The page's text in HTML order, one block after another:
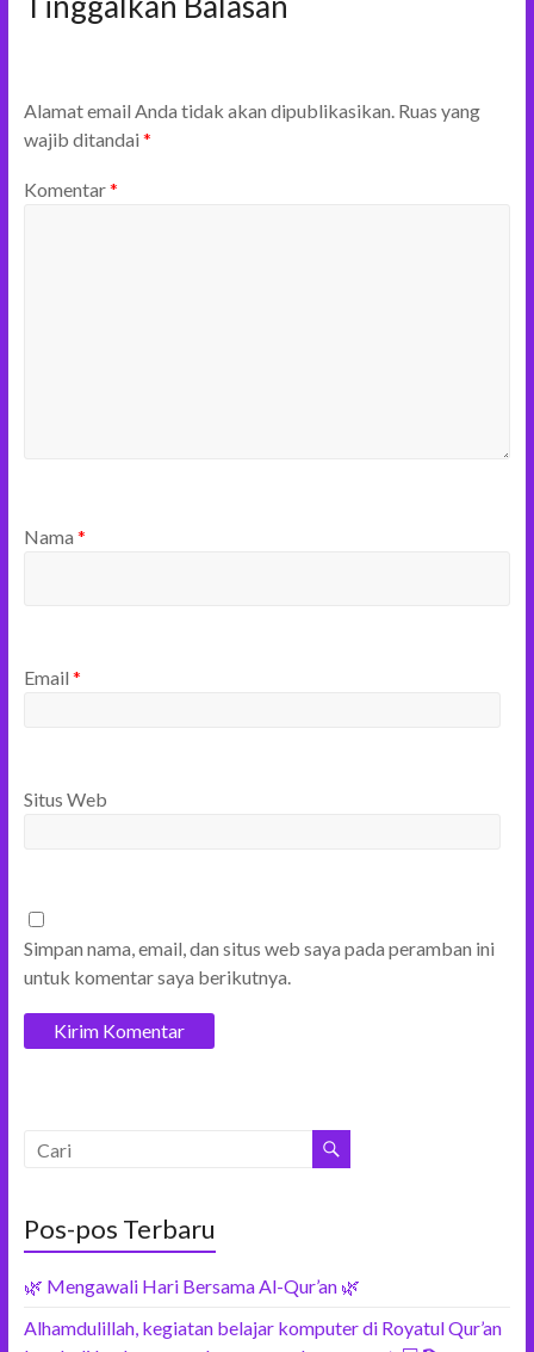
Alamat email Anda tidak akan dipublikasikan. Ruas yang
wajib ditandai *
Komentar*
Nama *
Email *
Situs Web
Simpan nama, email, dan situs web saya pada peramban ini
untuk komentar saya berikutnya.
Pos-pos Terbaru
🌿 Mengawali Hari Bersama Al-Qur’an 🌿
Alhamdulillah, kegiatan belajar komputer di Royatul Qur’an